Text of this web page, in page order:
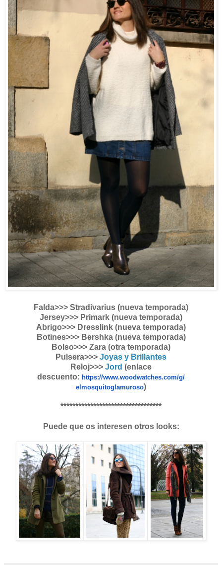
Falda>>> Stradivarius (nueva temporada)
Jersey>>> Primark (nueva temporada)
Abrigo>>> Dresslink (nueva temporada)
Botines>>> Bershka (nueva temporada)
Bolso>>> Zara (otra temporada)
Pulsera>>> Joyas y Brillantes
Reloj>>> Jord (enlace
descuento: https://www.woodwatches.com/g/
elmosquitoglamuroso)
**********************************
Puede que os interesen otros looks: